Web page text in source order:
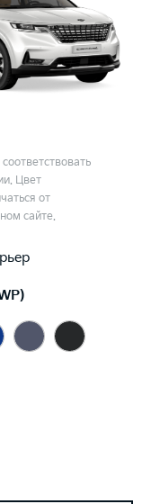
Цвет
от
сайте.